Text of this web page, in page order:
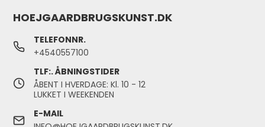
HOEJGAARDBRUGSKUNST.DK
TELEFONNR.
+4540557100
TLF:. ÅBNINGSTIDER
ÅBENT I HVERDAGE: Kl. 10 - 12
LUKKET I WEEKENDEN
E-MAIL